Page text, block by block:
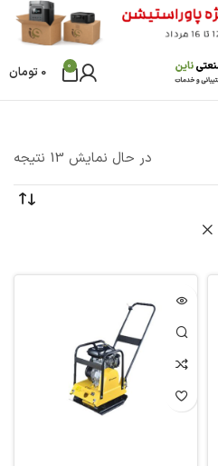
0
0 تومان
در حال نمایش 13 نتیجه